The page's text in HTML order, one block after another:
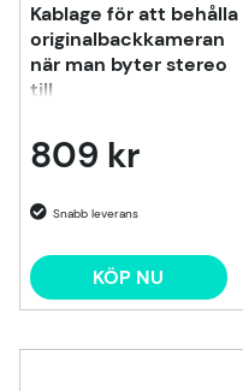
Kablage för att behålla
originalbackkameran
när man byter stereo
till
809 kr
KÖP NU